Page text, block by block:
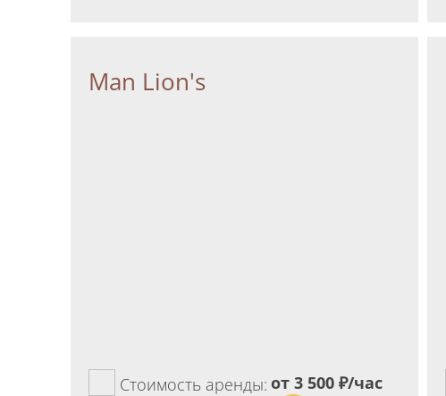
Man Lion's
Стоимость аренды: от 3 500 ₽/час